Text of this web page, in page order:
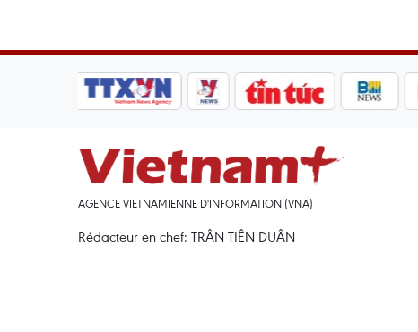
AGENCE VIETNAMIENNE D'INFORMATION (VNA)
Rédacteur en chef: TRÂN TIÊN DUÂN